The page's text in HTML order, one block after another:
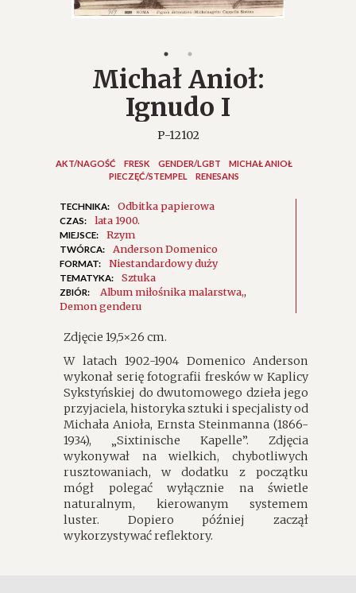
Michał Anioł:
Ignudo I
P-12102
AKT/NAGOŚĆ FRESK GENDER/LGBT
MICHAŁ ANIOŁ
PIECZĘĆ/STEMPEL
RENESANS
TECHNIKA: Odbitka papierowa
CZAS: lata 1900.
MIEJSCE: Rzym
TWÓRCA: Anderson Domenico
FORMAT: Niestandardowy duży
TEMATYKA: Sztuka
ZBIÓR: Album miłośnika malarstwa,
Demon genderu
Zdjęcie 19,5×26 cm.
W latach 1902-1904 Domenico Anderson
wykonał serię fotografii fresków w Kaplicy
Sykstyńskiej do dwutomowego dzieła jego
przyjaciela, historyka sztuki i specjalisty od
Michała Anioła, Ernsta Steinmanna (1866-
1934), „Sixtinische Kapelle”. Zdjęcia
wykonywał na wielkich, chybotliwych
rusztowaniach, w dodatku z początku
mógł polegać wyłącznie na świetle
naturalnym, kierowanym systemem
luster. Dopiero później zaczął
wykorzystywać reflektory.